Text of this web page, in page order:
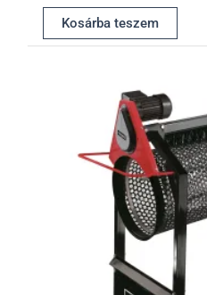
Kosárba teszem